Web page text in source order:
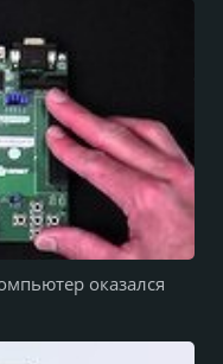
оказался